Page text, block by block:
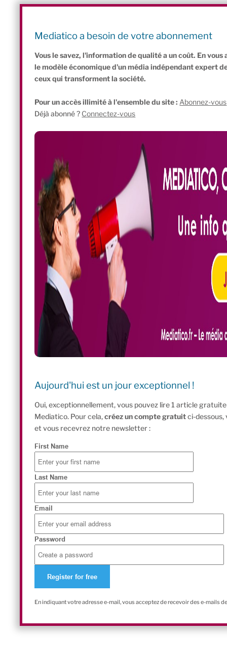
retraites. Dans notre réseau de cadres et de jeunes
nous allons devoir travailler pour la plupart jusqu’à 70
Mediatico a besoin de votre abonnement
Vous le savez, l'information de qualité a un coût. En
le modèle économique d'un média indépendant expert
ceux qui transforment la société.
Pour un accès illimité à l'ensemble du site : Abonnez-vous
Déjà abonné ? Connectez-vous
Aujourd'hui est un jour exceptionnel !
Oui, exceptionnellement, vous pouvez lire 1 article
Mediatico. Pour cela,créez un compte gratuitci-dessous,
et vous recevrez notre newsletter :
First Name
Last Name
Email
Password
En indiquant votre adresse e-mail, vous acceptez de recevoir des e-mails